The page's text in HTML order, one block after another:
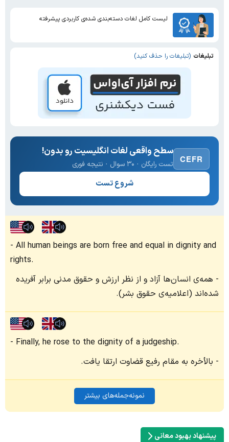
لیست کامل لغات دسته‌بندی شده‌ی کاربردی پیشرفته
تبلیغات (تبلیغات را حذف کنید)
CEFR
سطح واقعی لغات انگلیسیت رو بدون!
تست رایگان · ۳۰ سوال · نتیجه فوری
شروع تست
All human beings are born free and equal in dignity and
rights.
همه‌ی انسان‌ها آزاد و از نظر ارزش و حقوق مدنی برابر آفریده
شده‌اند (اعلامیه‌ی حقوق بشر).
Finally, he rose to the dignity of a judgeship.
بالأخره به مقام رفیع قضاوت ارتقا یافت.
نمونه‌جمله‌های بیشتر
پیشنهاد بهبود معانی